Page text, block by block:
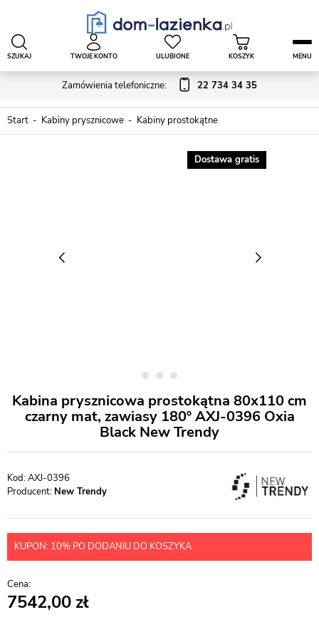
Zamówienia telefoniczne: 22 734 34 35
SZUKAJ TWOJE KONTO ULUBIONE KOSZYK MENU
Start Kabiny prysznicowe Kabiny prostokątne
Dostawa gratis
Kabina prysznicowa prostokątna 80x110 cm
czarny mat, zawiasy 180º AXJ-0396 Oxia
Black New Trendy
AXJ-0396
Producent: New Trendy
KUPON: 10% PO DODANIU DO KOSZYKA
7542,00